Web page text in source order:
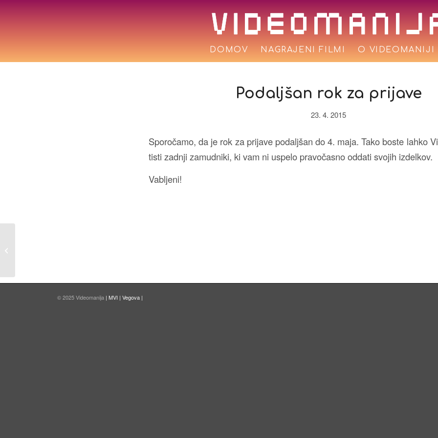
DOMOV NAGRAJENI FILMI O VIDEOMANIJI
Podaljšan rok za prijave
23. 4. 2015
Sporočamo, da je rok za prijave podaljšan do 4. maja. Tako boste lahko
tisti zadnji zamudniki, ki vam ni uspelo pravočasno oddati svojih izdelkov.
Vabljeni!
© 2025 Videomanija | MVI |Vegova |